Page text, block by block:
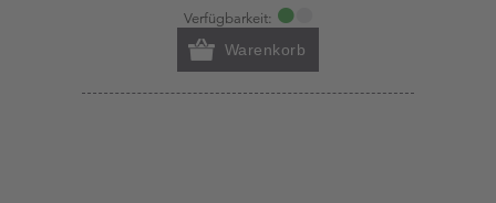
Verfügbarkeit:
Warenkorb